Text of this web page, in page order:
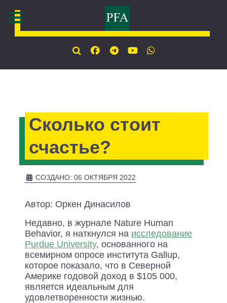
Сколько стоит
счастье?
СОЗДАНО: 06 ОКТЯБРЯ 2022
Автор: Оркен Динасилов
Недавно, в журнале Nature Human
Behavior, я наткнулся на исследование
Purdue University, основанного на
всемирном опросе института Gallup,
которое показало, что в Северной
Америке годовой доход в $105 000,
является идеальным для
удовлетворенности жизнью.